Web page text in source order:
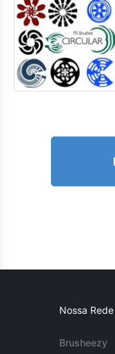
Nossa Rede
Brusheezy